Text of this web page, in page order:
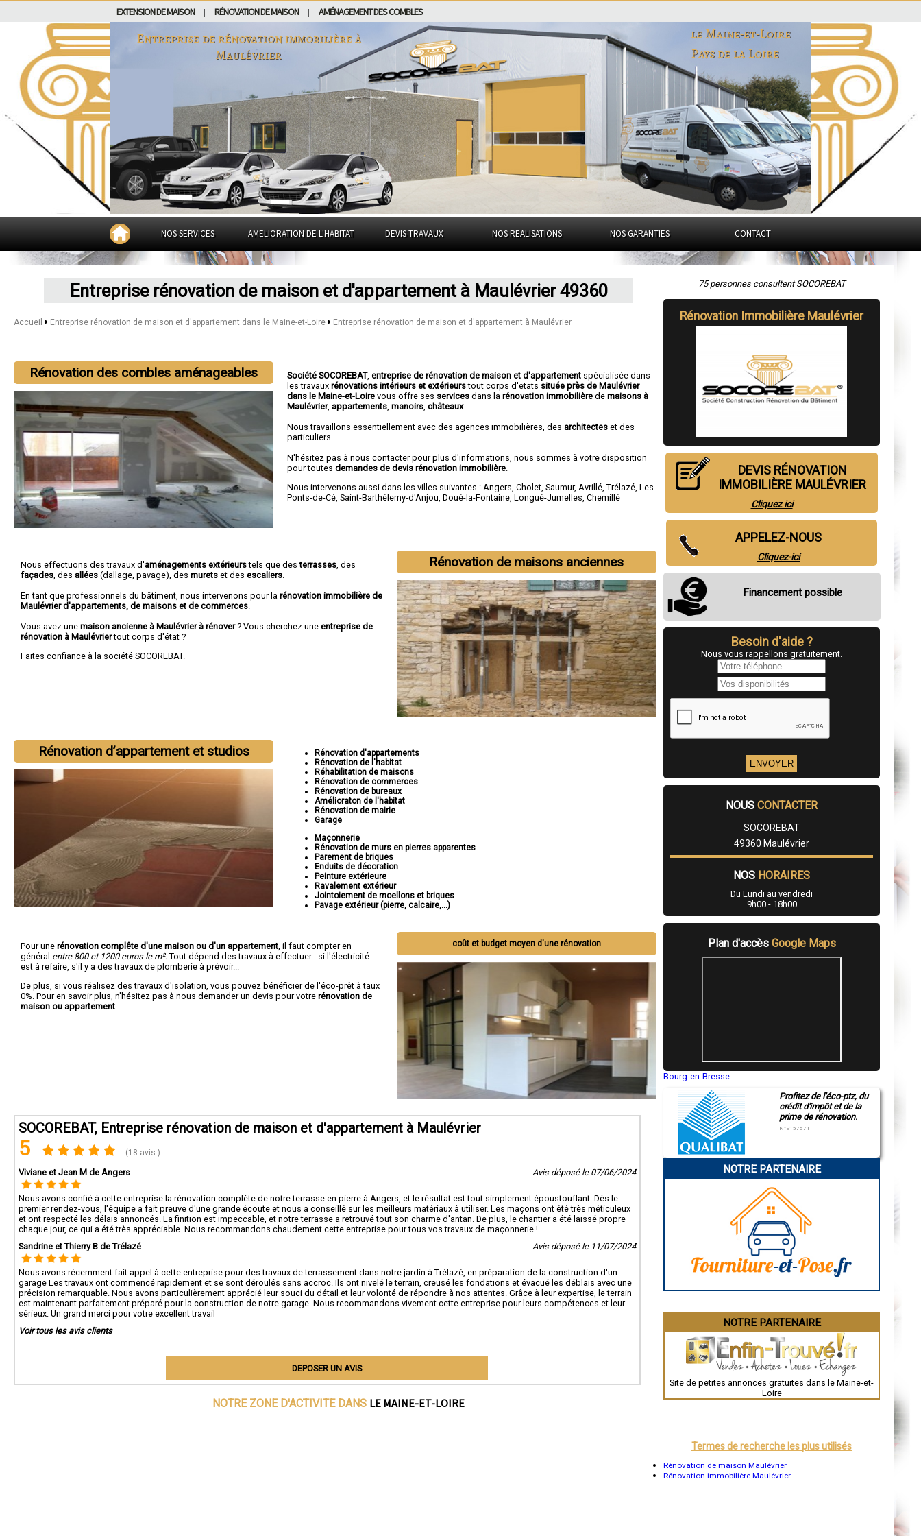
EXTENSION DE MAISON RÉNOVATION DE MAISON AMÉNAGEMENT DES COMBLES
Entreprise de rénovation immobilière à
Maulévrier
le Maine-et-Loire
Pays de la Loire
NOS SERVICES AMELIORATION DE L'HABITAT DEVIS TRAVAUX NOS REALISATIONS NOS GARANTIES CONTACT
Entreprise rénovation de maison et d'appartement à Maulévrier 49360
Accueil Entreprise rénovation de maison et d'appartement dans le Maine-et-Loire Entreprise rénovation de maison et d'appartement à Maulévrier
Rénovation des combles aménageables Société SOCOREBAT,entreprise de rénovation de maison et d'appartement spécialisée dans
les travauxrénovations intérieurs et extérieurstout corps d'etats située près de Maulévrier
dans le Maine-et-Loirevous offre ses services dans larénovation immobilière demaisons à
Maulévrier, appartements ,manoirs ,châteaux.
Nous travaillons essentiellement avec des agences immobilières, des architectes et des
particuliers.
N'hésitez pas à nous contacter pour plus d'informations, nous sommes à votre disposition
pour toutesdemandes de devis rénovation immobilière
Nous intervenons aussi dans les villes suivantes : Angers ,Cholet ,Saumur, Avrillé ,Trélazé ,Les
Ponts-de-Cé ,Saint-Barthélemy-d'Anjou ,Doué-la-Fontaine ,Longué-Jumelles ,Chemillé
Rénovation de maisons anciennes
Nous effectuons des travaux d'aménagements extérieurstels que desterrasses , des
façades , des allées (dallage, pavage), des murets et des escaliers
En tant que professionnels du bâtiment, nous intervenons pour la rénovation immobilière de
Maulévrier d'appartements, de maisons et de commerces
Vous avez une maison ancienne à Maulévrier à rénover? Vous cherchez une entreprise de
rénovation à Maulévriertout corps d'état ?
Faites confiance à la société SOCOREBAT.
Rénovation d’appartement et studios
Rénovation d'appartements
Rénovation de l'habitat
Réhabilitation de maisons
Rénovation de commerces
Rénovation de bureaux
Amélioraton de l'habitat
Rénovation de mairie
Garage
Maçonnerie
Rénovation de murs en pierres apparentes
Parement de briques
Enduits de décoration
Peinture extérieure
Ravalement extérieur
Jointoiement de moellons et briques
Pavage extérieur (pierre, calcaire,...)
coût et budget moyen d'une rénovation
Pour une rénovation complête d'une maison ou d'un appartement , il faut compter en
général entre 800 et 1200 euros le m². Tout dépend des travaux à effectuer : si l'électricité
est à refaire, s'il y a des travaux de plomberie à prévoir...
De plus, si vous réalisez des travaux d'isolation, vous pouvez bénéficier de l'éco-prêt à taux
0%. Pour en savoir plus, n'hésitez pas à nous demander un devis pour votre rénovation de
maison ou appartement
SOCOREBAT, Entreprise rénovation de maison et d'appartement à Maulévrier
5 (18 avis )
Viviane et Jean M de Angers Avis déposé le 07/06/2024
Nous avons confié à cette entreprise la rénovation complète de notre terrasse en pierre à Angers, et le résultat est tout simplement époustouflant. Dès le
premier rendez-vous, l'équipe a fait preuve d'une grande écoute et nous a conseillé sur les meilleurs matériaux à utiliser. Les maçons ont été très méticuleux
et ont respecté les délais annoncés. La finition est impeccable, et notre terrasse a retrouvé tout son charme d'antan. De plus, le chantier a été laissé propre
chaque jour, ce qui a été très appréciable. Nous recommandons chaudement cette entreprise pour tous vos travaux de maçonnerie !
Sandrine et Thierry B de Trélazé
Avis déposé le 11/07/2024
Nous avons récemment fait appel à cette entreprise pour des travaux de terrassement dans notre jardin à Trélazé, en préparation de la construction d'un
garage Les travaux ont commencé rapidement et se sont déroulés sans accroc. Ils ont nivelé le terrain, creusé les fondations et évacué les déblais avec une
précision remarquable. Nous avons particulièrement apprécié leur souci du détail et leur volonté de répondre à nos attentes. Grâce à leur expertise, le terrain
est maintenant parfaitement préparé pour la construction de notre garage. Nous recommandons vivement cette entreprise pour leurs compétences et leur
sérieux. Un grand merci pour votre excellent travail
Voir tous les avis clients
DEPOSER UN AVIS
NOTRE ZONE D'ACTIVITE DANS LE MAINE-ET-LOIRE
75 personnes consultent SOCOREBAT
Rénovation Immobilière Maulévrier
DEVIS RÉNOVATION
IMMOBILIÈRE MAULÉVRIER
Cliquez ici
APPELEZ-NOUS
Cliquez-ici
Financement possible
Besoin d'aide ?
Nous vous rappellons gratuitement.
NOUS CONTACTER
SOCOREBAT
49360 Maulévrier
NOS HORAIRES
Du Lundi au vendredi
9h00 - 18h00
Plan d'accès Google Maps
Bourg-en-Bresse
Montluçon
Manosque
Gap
Charleville-Mézières
Pamiers
Narbonne
Brive-la-Gaillarde
Guéret
Besançon
Évreux
Chartres
Nîmes
Auch
Grenoble
Mont-de-Marsan
Blois
Profitez de l'éco-ptz, du
crédit d'impôt et de la
prime de rénovation.
N°E157671
NOTRE PARTENAIRE
NOTRE PARTENAIRE
Site de petites annonces gratuites dans le Maine-et-
Loire
Termes de recherche les plus utilisés
Rénovation de maison Maulévrier
Rénovation immobilière Maulévrier